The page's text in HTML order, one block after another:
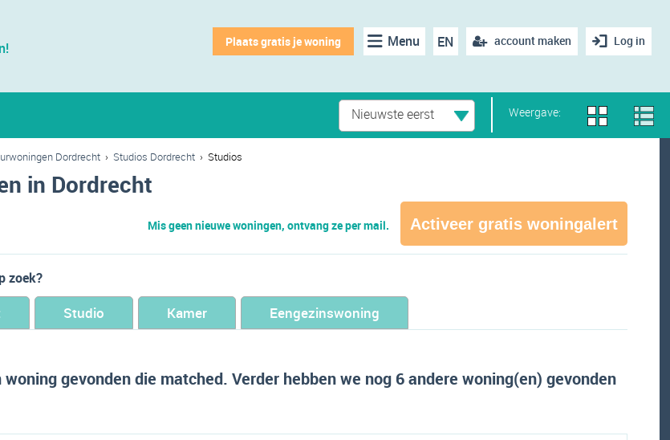
Log in
account maken
EN
Menu
Plaats gratis je woning
Weergave:
Nieuwste eerst
Dordrecht › Studios Dordrecht › Studios
in Dordrecht
Mis geen nieuwe woningen, ontvang ze per mail. Activeer gratis woningalert
zoek?
Studio Kamer Eengezinswoning
woning gevonden die matched. Verder hebben we nog 6 andere woning(en) gevonden